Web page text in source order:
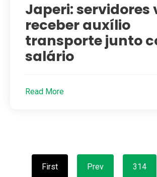
Japeri: servidores
receber auxílio
transporte junto
salário
Read More
First Prev 314